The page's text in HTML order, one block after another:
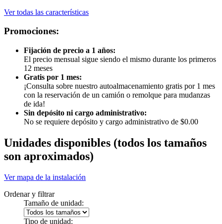
Ver todas las características
Promociones:
Fijación de precio a 1 años:
El precio mensual sigue siendo el mismo durante los primeros
12 meses
Gratis por 1 mes:
¡Consulta sobre nuestro autoalmacenamiento gratis por 1 mes
con la reservación de un camión o remolque para mudanzas
de ida!
Sin depósito ni cargo administrativo:
No se requiere depósito y cargo administrativo de $0.00
Unidades disponibles (todos los tamaños
son aproximados)
Ver mapa de la instalación
Ordenar y filtrar
Tamaño de unidad:
Tipo de unidad: